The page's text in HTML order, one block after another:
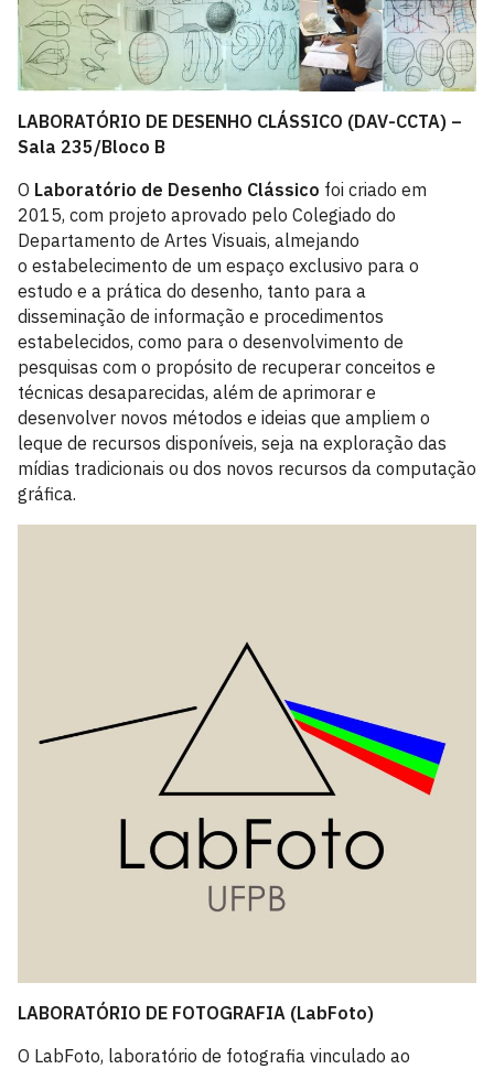
LABORATÓRIO DE DESENHO CLÁSSICO (DAV-CCTA) –
Sala 235/Bloco B
O Laboratório de Desenho Clássico foi criado em
2015, com projeto aprovado pelo Colegiado do
Departamento de Artes Visuais, almejando
o estabelecimento de um espaço exclusivo para o
estudo e a prática do desenho, tanto para a
disseminação de informação e procedimentos
estabelecidos, como para o desenvolvimento de
pesquisas com o propósito de recuperar conceitos e
técnicas desaparecidas, além de aprimorar e
desenvolver novos métodos e ideias que ampliem o
leque de recursos disponíveis, seja na exploração das
mídias tradicionais ou dos novos recursos da computação
gráfica.
LABORATÓRIO DE FOTOGRAFIA (LabFoto)
O LabFoto, laboratório de fotografia vinculado ao